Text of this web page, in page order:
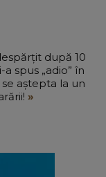
spus „adio” în
aștepta la un